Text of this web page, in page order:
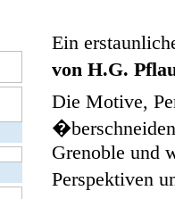
Ein
von H.G.
Die Motive,
Grenoble und
Perspektiven